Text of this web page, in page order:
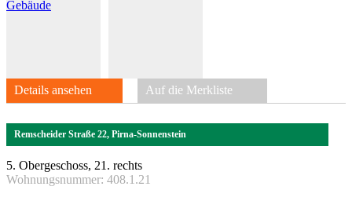
Details ansehen Auf die Merkliste
Remscheider Straße 22, Pirna-Sonnenstein
5. Obergeschoss, 21. rechts
Wohnungsnummer: 408.1.21